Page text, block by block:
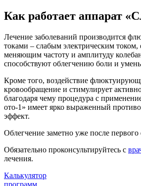
Как работает аппарат
Лечение заболеваний производится
токами – слабым электрическим
меняющим частоту и амплитуду
способствуют облегчению боли и
Кроме того, воздействие
кровообращение и стимулирует
благодаря чему процедура с
ото-1» имеет ярко выраженный
эффект.
Облегчение заметно уже после первого
Обязательно проконсультируйтесь с
лечения.
Калькулятор
программ